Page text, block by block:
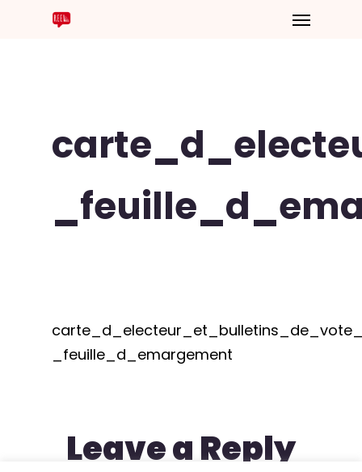
_feuille_d_emargement
Leave a Reply